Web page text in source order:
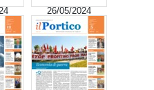
26/05/2024